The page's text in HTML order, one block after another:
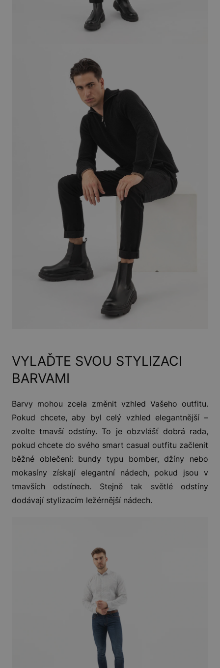
VYLAĎTE SVOU STYLIZACI
BARVAMI
Barvy mohou zcela změnit vzhled Vašeho outfitu.
Pokud chcete, aby byl celý vzhled elegantnější –
zvolte tmavší odstíny. To je obzvlášť dobrá rada,
pokud chcete do svého smart casual outfitu začlenit
běžné oblečení: bundy typu bomber, džíny nebo
mokasíny získají elegantní nádech, pokud jsou v
tmavších odstínech. Stejně tak světlé odstíny
dodávají stylizacím ležérnější nádech.